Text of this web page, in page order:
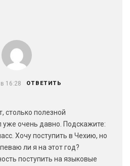
16:28 ОТВЕТИТЬ
столько полезной
очень давно. Подскажите:
Хочу поступить в Чехию, но
ли я на этот год?
поступить на языковые